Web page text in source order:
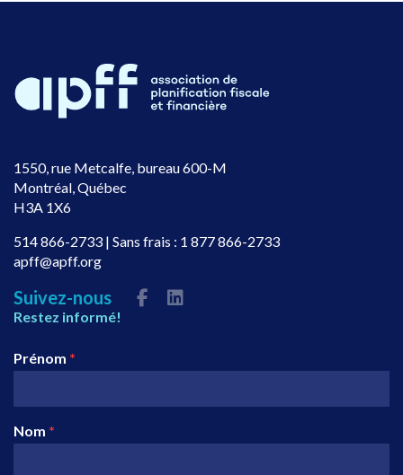
1550, rue Metcalfe, bureau 600-M
Montréal, Québec
H3A 1X6
514 866-2733 | Sans frais : 1 877 866-2733
apff@apff.org
Suivez-nous
Restez informé!
Prénom *
Nom *